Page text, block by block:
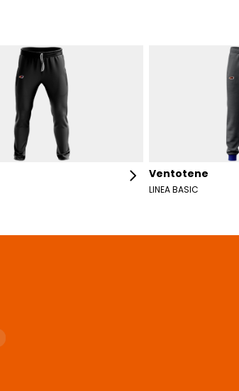
Ventotene
LINEA BASIC